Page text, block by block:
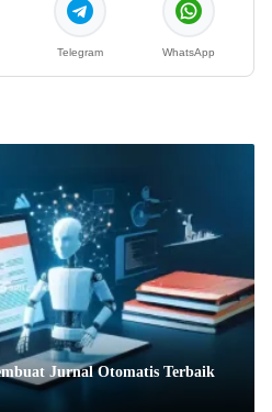
Telegram WhatsApp
Jurnal Otomatis Terbaik